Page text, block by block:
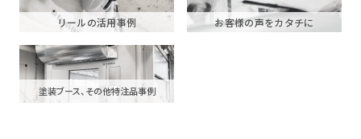
リールの活用事例 お客様の声をカタチに
塗装ブース、その他特注品事例